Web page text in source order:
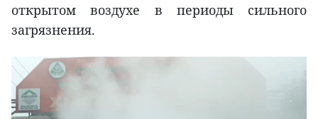
открытом воздухе в периоды сильного
загрязнения.